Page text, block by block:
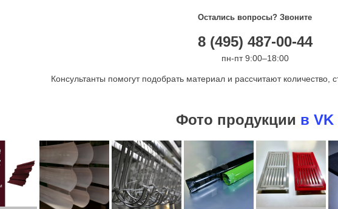
Остались вопросы? Звоните
8 (495) 487-00-44
пн-пт 9:00–18:00
Консультанты помогут подобрать материал и рассчитают количество,
Фото продукции в VK